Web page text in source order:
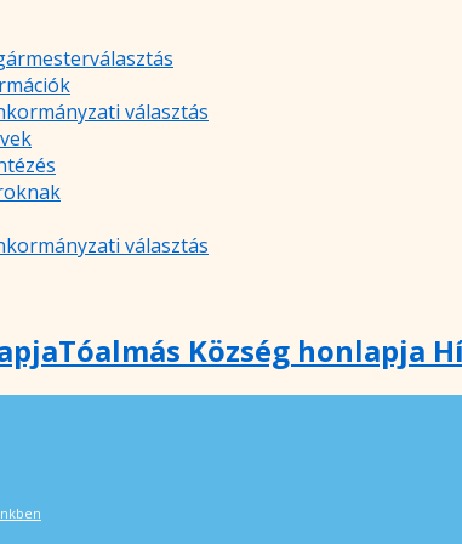
választás
választás
Tóalmás Község honlapja